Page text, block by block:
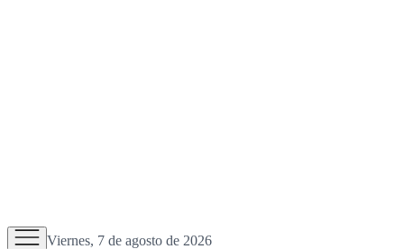
Viernes, 7 de agosto de 2026